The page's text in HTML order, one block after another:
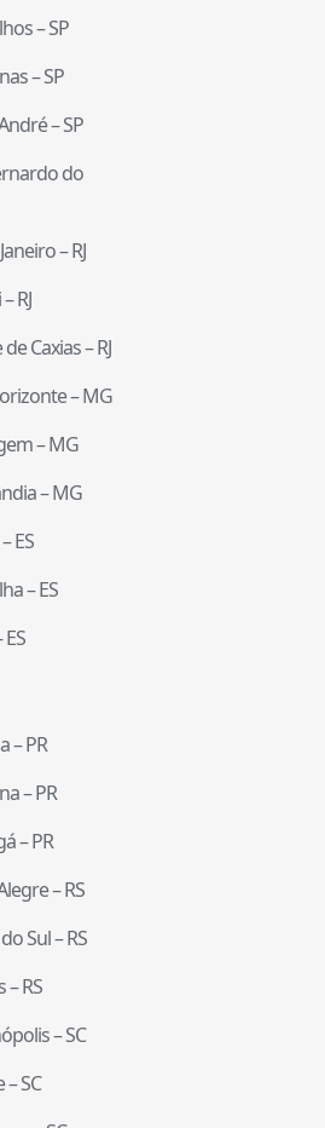
–SP
–SP
–SP
do
–RJ
–RJ
Caxias–RJ
–MG
–MG
–MG
–ES
–ES
ES
–PR
–PR
–PR
–RS
Sul–RS
–RS
–SC
–SC